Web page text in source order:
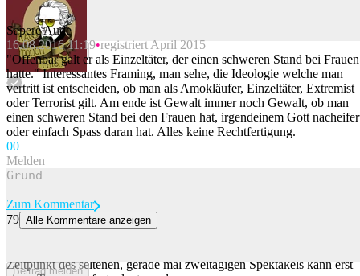
Beitrag melden
Sapere Aude
16.08.2016 11:19 registriert April 2015
"Offenbar galt er als Einzeltäter, der einen schweren Stand bei Frauen
hatte." Interessantes Framing, man sehe, die Ideologie welche man
vertritt ist entscheiden, ob man als Amokläufer, Einzeltäter, Extremist
oder Terrorist gilt. Am ende ist Gewalt immer noch Gewalt, ob man
einen schweren Stand bei den Frauen hat, irgendeinem Gott
oder einfach Spass daran hat. Alles keine Rechtfertigung.
00
Melden
Beitrag melden
Zum Kommentar
79 Alle Kommentare anzeigen
Zeitpunkt des seltenen, gerade mal zweitägigen Spektakels kann erst